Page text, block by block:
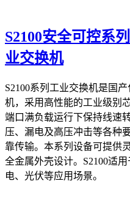
S2100安全可控系
业交换机
S2100系列工业交换机是国
机，采用高性能的工业级别
端口满负载运行下保持线速
压、漏电及高压冲击等各种
靠传输。本系列设备可提供
全金属外壳设计。S2100适
电、光伏等应用场景。